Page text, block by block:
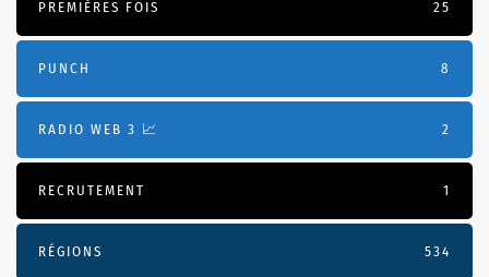
PREMIÈRES FOIS 25
PUNCH 8
RADIO WEB 3 📈 2
RECRUTEMENT 1
RÉGIONS 534